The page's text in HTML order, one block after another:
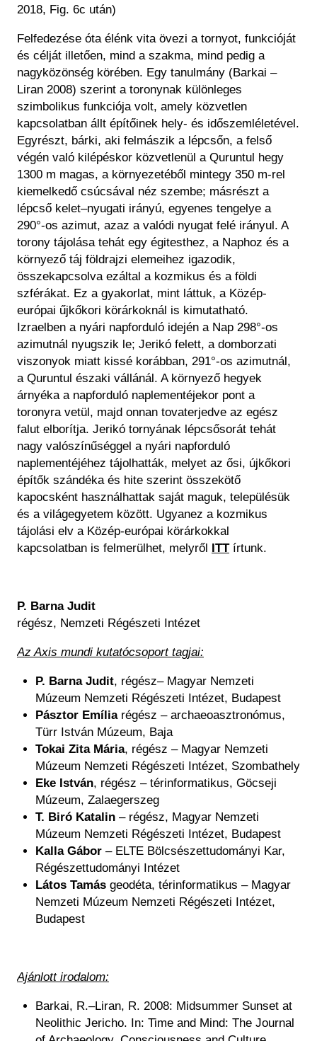
2018, Fig. 6c után)
Felfedezése óta élénk vita övezi a tornyot, funkcióját
és célját illetően, mind a szakma, mind pedig a
nagyközönség körében. Egy tanulmány (Barkai –
Liran 2008) szerint a toronynak különleges
szimbolikus funkciója volt, amely közvetlen
kapcsolatban állt építőinek hely- és időszemléletével.
Egyrészt, bárki, aki felmászik a lépcsőn, a felső
végén való kilépéskor közvetlenül a Quruntul hegy
1300 m magas, a környezetéből mintegy 350 m-rel
kiemelkedő csúcsával néz szembe; másrészt a
lépcső kelet–nyugati irányú, egyenes tengelye a
290°-os azimut, azaz a valódi nyugat felé irányul. A
torony tájolása tehát egy égitesthez, a Naphoz és a
környező táj földrajzi elemeihez igazodik,
összekapcsolva ezáltal a kozmikus és a földi
szférákat. Ez a gyakorlat, mint láttuk, a Közép-
európai űjkőkori körárkoknál is kimutatható.
Izraelben a nyári napforduló idején a Nap 298°-os
azimutnál nyugszik le; Jerikó felett, a domborzati
viszonyok miatt kissé korábban, 291°-os azimutnál,
a Quruntul északi vállánál. A környező hegyek
árnyéka a napforduló naplementéjekor pont a
toronyra vetül, majd onnan tovaterjedve az egész
falut elborítja. Jerikó tornyának lépcsősorát tehát
nagy valószínűséggel a nyári napforduló
naplementéjéhez tájolhatták, melyet az ősi, újkőkori
építők szándéka és hite szerint összekötő
kapocsként használhattak saját maguk, településük
és a világegyetem között. Ugyanez a kozmikus
tájolási elv a Közép-európai körárkokkal
kapcsolatban is felmerülhet, melyről ITTírtunk.
P. Barna Judit
régész, Nemzeti Régészeti Intézet
Az Axis mundi kutatócsoport tagjai:
P. Barna Judit, régész– Magyar Nemzeti
Múzeum Nemzeti Régészeti Intézet, Budapest
Pásztor Emíliarégész – archaeoasztronómus,
Türr István Múzeum, Baja
Tokai Zita Mária, régész – Magyar Nemzeti
Múzeum Nemzeti Régészeti Intézet, Szombathely
Eke István, régész – térinformatikus, Göcseji
Múzeum, Zalaegerszeg
T. Biró Katalin– régész, Magyar Nemzeti
Múzeum Nemzeti Régészeti Intézet, Budapest
Kalla Gábor– ELTE Bölcsészettudományi Kar,
Régészettudományi Intézet
Látos Tamásgeodéta, térinformatikus – Magyar
Nemzeti Múzeum Nemzeti Régészeti Intézet,
Budapest
Ajánlott irodalom:
Barkai, R.–Liran, R. 2008: Midsummer Sunset at
Neolithic Jericho. In: Time and Mind: The Journal